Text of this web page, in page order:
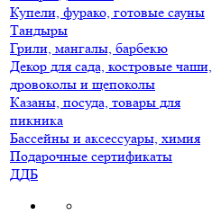
Купели, фурако, готовые сауны
Тандыры
Грили, мангалы, барбекю
Декор для сада, костровые чаши,
дровоколы и щепоколы
Казаны, посуда, товары для
пикника
Бассейны и аксессуары, химия
Подарочные сертификаты
ДДБ